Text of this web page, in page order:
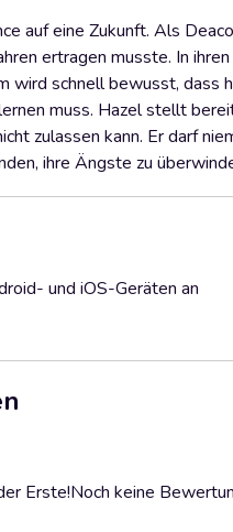
auf eine Zukunft. Als
ertragen musste. In
wird schnell bewusst, dass
muss. Hazel stellt
zulassen kann. Er darf
ihre Ängste zu
und iOS-Geräten an
Erste!Noch keine